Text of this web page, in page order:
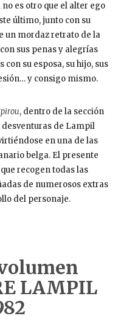
es otro que el alter ego
último, junto con su
un mordaz retrato de la
sus penas y alegrías
su esposa, su hijo, sus
y consigo mismo.
, dentro de la sección
de Lampil
en una de las
belga. El presente
recogen todas las
de numerosos extras
del personaje.
LAMPIL